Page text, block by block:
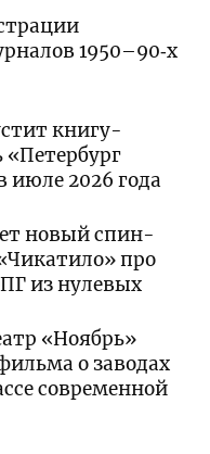
1950–90‑х
книгу-
«Петербург
июле 2026 года
новый спин-
про
из нулевых
«Ноябрь»
о заводах
современной